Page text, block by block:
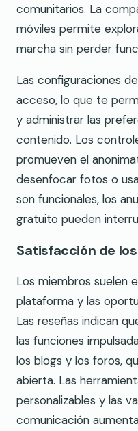
comunitarios. La
móviles permite
marcha sin perder
Las configuraciones
acceso, lo que te
y administrar las
contenido. Los
promueven el
desenfocar fotos o
son funcionales, los
gratuito pueden
Satisfacción de
Los miembros suelen
plataforma y las
Las reseñas indican
las funciones
los blogs y los foros,
abierta. Las
personalizables y las
comunicación